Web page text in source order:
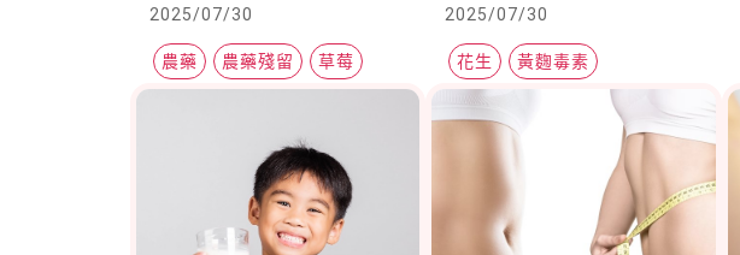
營養師提醒：重點在於
「怎麼洗才安心」
2025/07/30
農藥 農藥殘留 草莓
2025/07/30
花生 黃麴毒素